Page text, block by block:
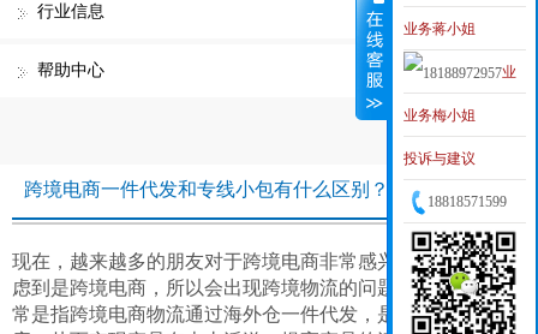
行业信息
帮助中心
跨境电商一件代发和专线小包有什么区别？
现在，越来越多的朋友对于跨境电商非常感兴趣，但是也考
虑到是跨境电商，所以会出现跨境物流的问题，一件代发通
常是指跨境电商物流通过海外仓一件代发，是借助当地的仓
级业务经理
MAKER
业务蒋小姐
业
务李小姐
业务梅小姐
投诉与建议
18818571599